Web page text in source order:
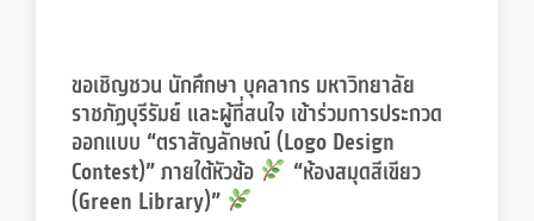
ขอเชิญชวน นักศึกษา บุคลากร มหาวิทยาลัย
ราชภัฏบุรีรัมย์ และผู้ที่สนใจ เข้าร่วมการประกวด
ออกแบบ “ตราสัญลักษณ์ (Logo Design
Contest)” ภายใต้หัวข้อ
“ห้องสมุดสีเขียว
(Green Library)”